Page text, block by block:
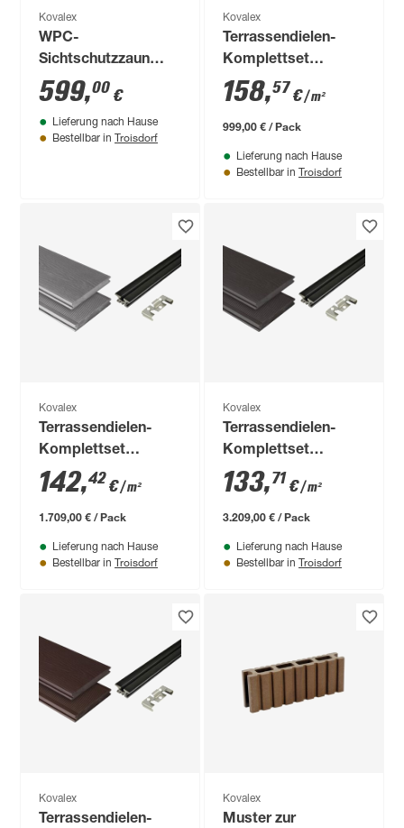
Kovalex
WPC-
Sichtschutzzaun
'Premium'
Startermodul
anthrazit matt 178 x
188 cm, 2 Pfosten
599,00 €
Lieferung nach Hause
Bestellbar in Troisdorf
Kovalex
Terrassendielen-
Komplettset
'Strukturo' grau 2100
x 3000 mm
158,57€/ m²
999,00 € / Pack
Lieferung nach Hause
Bestellbar in Troisdorf
Kovalex
Terrassendielen-
Komplettset
'Strukturo' grau 3000
x 4000 mm
142,42€/ m²
1.709,00 € / Pack
Lieferung nach Hause
Bestellbar in Troisdorf
Kovalex
Terrassendielen-
Komplettset
'Strukturo'
grau/braun 6000 x
4000 mm
133,71€/ m²
3.209,00 € / Pack
Lieferung nach Hause
Bestellbar in Troisdorf
Kovalex
Terrassendielen-
Kovalex
Muster zur